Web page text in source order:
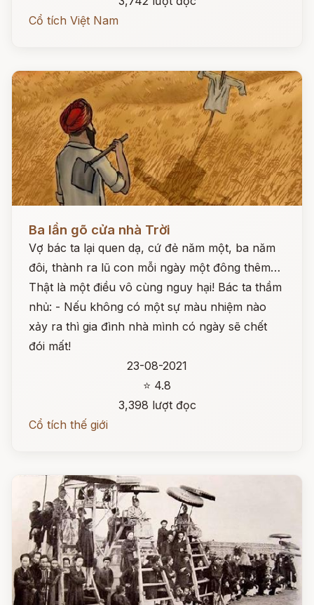
Cổ tích Việt Nam
Đọc ngay
Ba lần gõ cửa nhà Trời
Vợ bác ta lại quen dạ, cứ đẻ năm một, ba năm
đôi, thành ra lũ con mỗi ngày một đông thêm…
Thật là một điều vô cùng nguy hại! Bác ta thầm
nhủ: - Nếu không có một sự màu nhiệm nào
xảy ra thì gia đình nhà mình có ngày sẽ chết
đói mất!
23-08-2021
⭐ 4.8
3,398 lượt đọc
Cổ tích thế giới